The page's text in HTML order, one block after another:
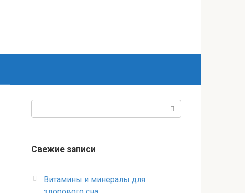
Свежие записи
Витамины и минералы для